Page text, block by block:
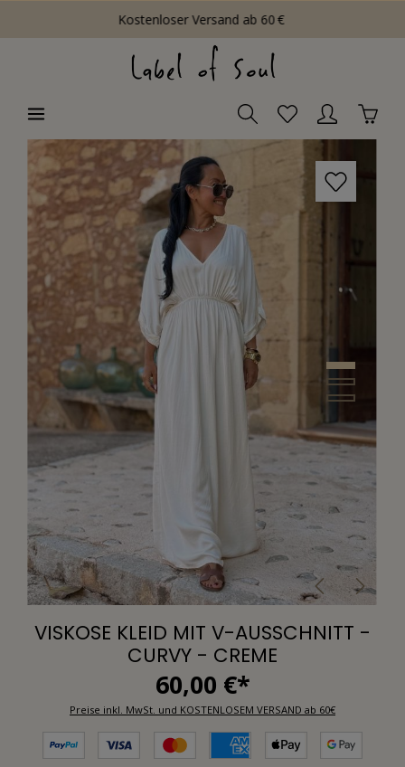
Kostenloser Versand ab 60 €
VISKOSE KLEID MIT V-AUSSCHNITT -
CURVY - CREME
60,00 €*
Preise inkl. MwSt. und KOSTENLOSEM VERSAND ab 60€